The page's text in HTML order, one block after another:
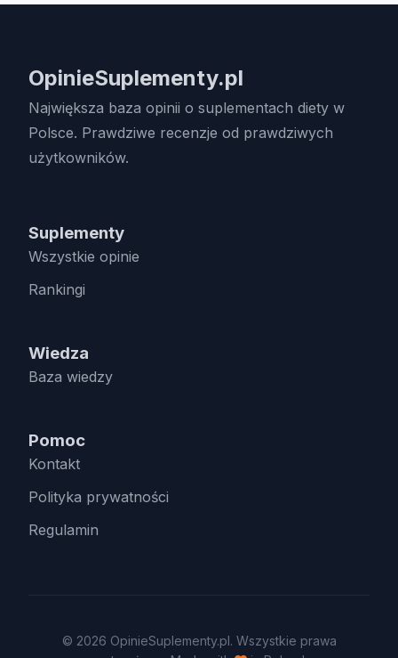
OpinieSuplementy.pl
Największa baza opinii o suplementach diety w
Polsce. Prawdziwe recenzje od prawdziwych
użytkowników.
Suplementy
Wszystkie opinie
Rankingi
Wiedza
Baza wiedzy
Pomoc
Kontakt
Polityka prywatności
Regulamin
© 2026 OpinieSuplementy.pl. Wszystkie prawa